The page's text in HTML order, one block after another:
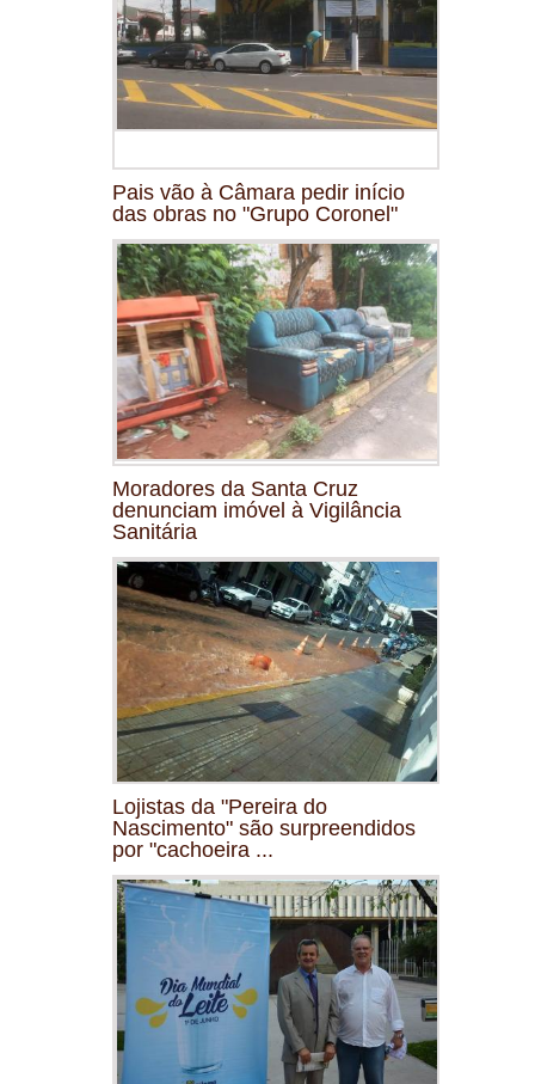
Pais vão à Câmara pedir início
das obras no "Grupo Coronel"
Moradores da Santa Cruz
denunciam imóvel à Vigilância
Sanitária
Lojistas da "Pereira do
Nascimento" são surpreendidos
por "cachoeira ...